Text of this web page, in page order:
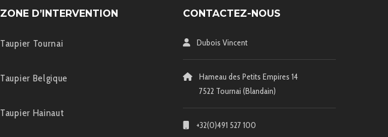
ZONE D’INTERVENTION
Taupier Tournai
Taupier Belgique
Taupier Hainaut
CONTACTEZ-NOUS
Dubois Vincent
Hameau des Petits Empires 14
7522 Tournai (Blandain)
+32(0)491 527 100